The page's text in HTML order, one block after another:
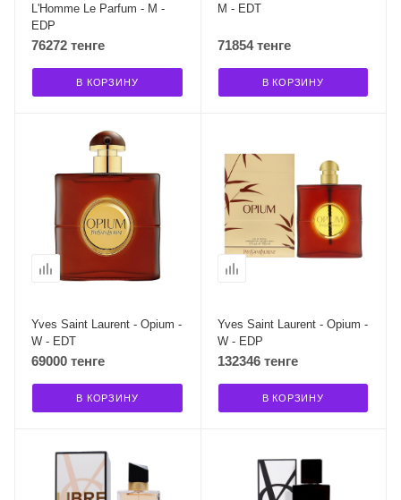
L'Homme Le Parfum - M -
EDP
76272 тенге
В КОРЗИНУ
M - EDT
71854 тенге
В КОРЗИНУ
Yves Saint Laurent - Opium -
W - EDT
69000 тенге
В КОРЗИНУ
Yves Saint Laurent - Opium -
W - EDP
132346 тенге
В КОРЗИНУ